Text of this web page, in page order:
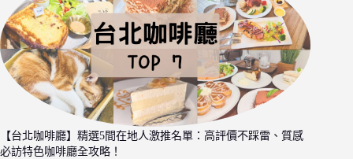
【台北咖啡廳】精選5間在地人激推名單：高評價不踩雷、質感
必訪特色咖啡廳全攻略！